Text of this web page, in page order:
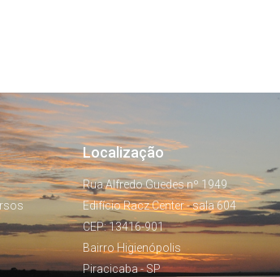
Localização
Rua Alfredo Guedes nº 1949
Edifício Racz Center - sala 604
CEP: 13416-901
Bairro Higienópolis
Piracicaba - SP